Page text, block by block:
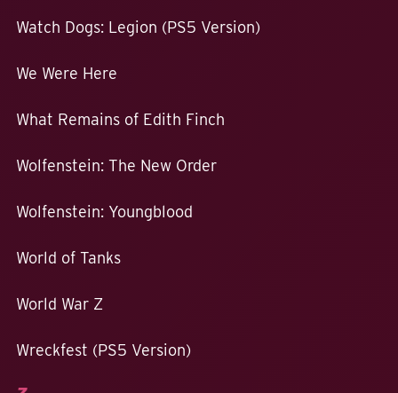
Watch Dogs: Legion (PS5 Version)
We Were Here
What Remains of Edith Finch
Wolfenstein: The New Order
Wolfenstein: Youngblood
World of Tanks
World War Z
Wreckfest (PS5 Version)